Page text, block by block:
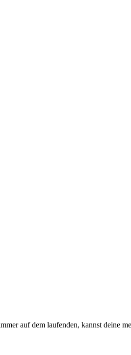
auf dem laufenden, kannst deine